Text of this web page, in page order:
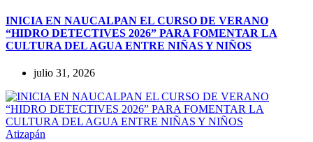
INICIA EN NAUCALPAN EL CURSO DE VERANO
“HIDRO DETECTIVES 2026” PARA FOMENTAR LA
CULTURA DEL AGUA ENTRE NIÑAS Y NIÑOS
julio 31, 2026
Atizapán